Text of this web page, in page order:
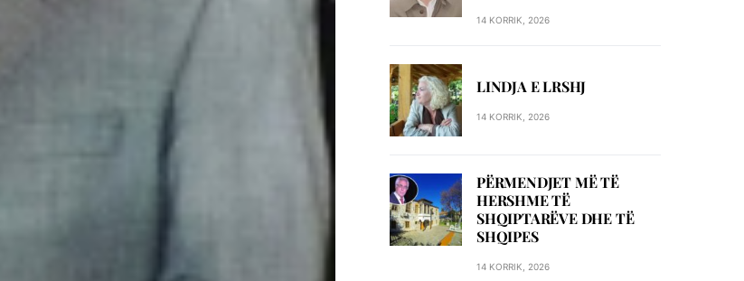
14 KORRIK, 2026
LINDJA E LRSHJ
14 KORRIK, 2026
PËRMENDJET MË TË
HERSHME TË
SHQIPTARËVE DHE TË
SHQIPES
14 KORRIK, 2026